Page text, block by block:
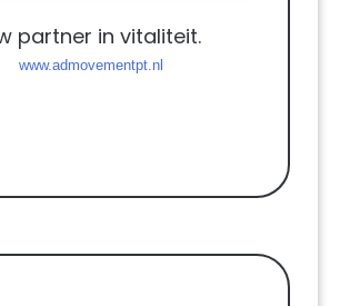
partner in vitaliteit.
www.admovementpt.nl